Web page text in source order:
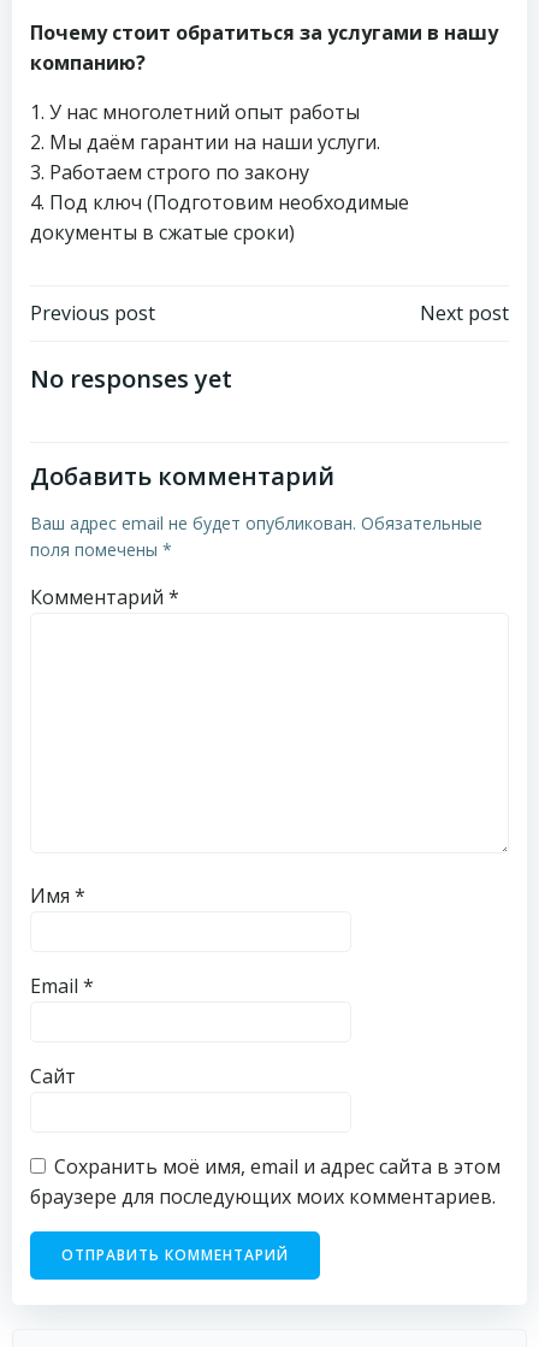
Почему стоит обратиться за услугами в нашу
компанию?
1. У нас многолетний опыт работы
2. Мы даём гарантии на наши услуги.
3. Работаем строго по закону
4. Под ключ (Подготовим необходимые
документы в сжатые сроки)
Навигация
по
Previous post
Навигация
Next post
No responses yet
Добавить комментарий
Ваш адрес email не будет опубликован. Обязательные
поля помечены *
Комментарий *
Имя *
Email *
Сайт
Сохранить моё имя, email и адрес сайта в этом
браузере для последующих моих комментариев.